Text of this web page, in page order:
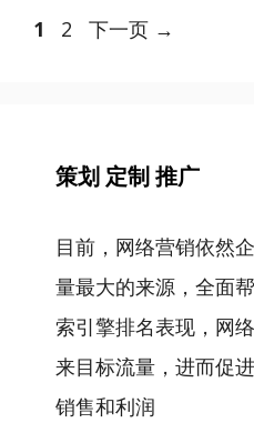
文
页
1
页
2 下一页 →
策划 定制 推广
目前，网络营销依然
量最大的来源，全面
索引擎排名表现，网
来目标流量，进而促
销售和利润